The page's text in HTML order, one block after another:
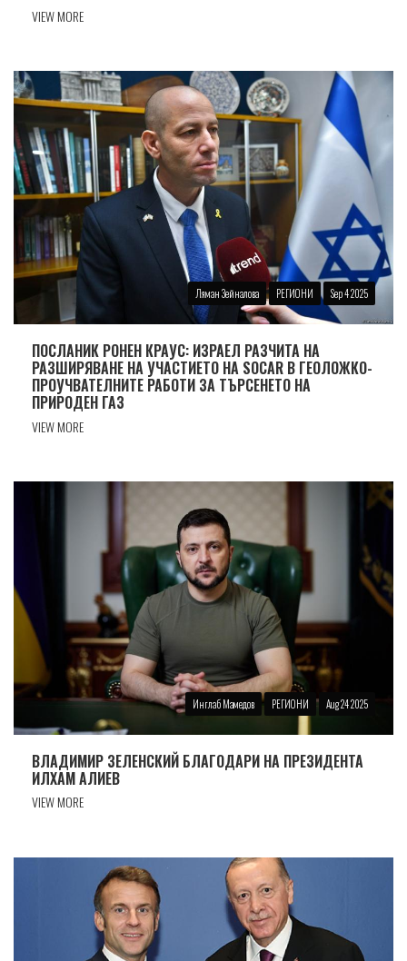
VIEW MORE
Ляман Зейналова РЕГИОНИ Sep 4 2025
ПОСЛАНИК РОНЕН КРАУС: ИЗРАЕЛ РАЗЧИТА НА
РАЗШИРЯВАНЕ НА УЧАСТИЕТО НА SOCAR В ГЕОЛОЖКО-
ПРОУЧВАТЕЛНИТЕ РАБОТИ ЗА ТЪРСЕНЕТО НА
ПРИРОДЕН ГАЗ
VIEW MORE
Инглаб Мамедов РЕГИОНИ Aug 24 2025
ВЛАДИМИР ЗЕЛЕНСКИЙ БЛАГОДАРИ НА ПРЕЗИДЕНТА
ИЛХАМ АЛИЕВ
VIEW MORE